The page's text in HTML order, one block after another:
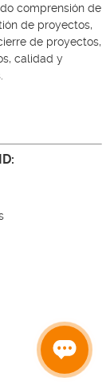
comprensión de
de proyectos,
de proyectos,
calidad y